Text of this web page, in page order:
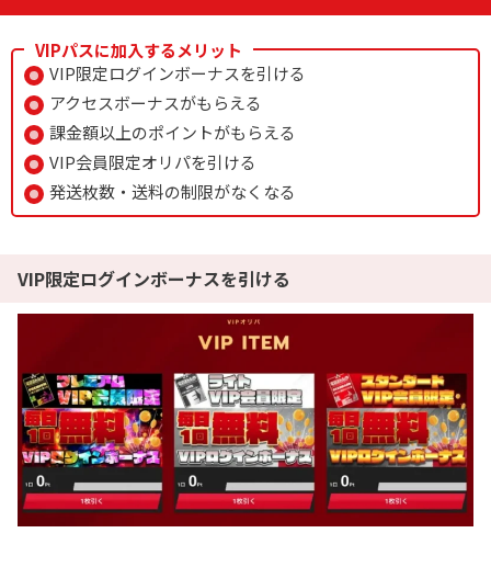
VIPパスに加入するメリット
VIP限定ログインボーナスを引ける
アクセスボーナスがもらえる
課金額以上のポイントがもらえる
VIP会員限定オリパを引ける
発送枚数・送料の制限がなくなる
VIP限定ログインボーナスを引ける